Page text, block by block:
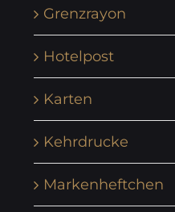
Grenzrayon
Hotelpost
Karten
Kehrdrucke
Markenheftchen